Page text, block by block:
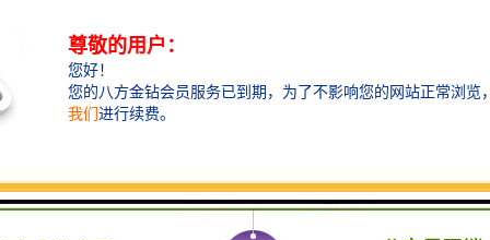
粉碎钳是由液压缸驱动活动钳与固定钳之间夹角的大
小，以达到粉碎物体的目的，粉碎钳智造大观。液压缸